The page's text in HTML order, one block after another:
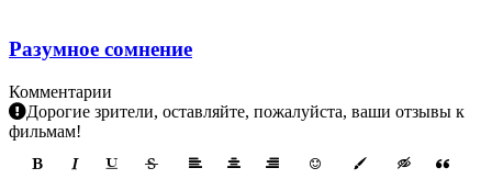
Разумное сомнение
Комментарии
Дорогие зрители, оставляйте, пожалуйста, ваши отзывы к
фильмам!